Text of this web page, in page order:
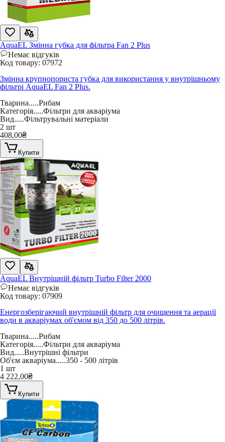
AquaEL Змінна губка для фільтра Fan 2 Plus
Немає відгуків
Код товару: 07972
Змінна крупнопориста губка для використання у внутрішньому
фільтрі AquaEL Fan 2 Plus.
Тварина.....Рибам
Категорія.....Фільтри для акваріума
Вид.....Фільтрувальні матеріали
2 шт
408,00₴
Купити
AquaEL Внутрішній фільтр Turbo Filter 2000
Немає відгуків
Код товару: 07909
Енергозберігаючий внутрішній фільтр для очищення та аерації
води в акваріумах об'ємом від 350 до 500 літрів.
Тварина.....Рибам
Категорія.....Фільтри для акваріума
Вид.....Внутрішні фільтри
Об'єм акваріума.....350 - 500 літрів
1 шт
4 222,00₴
Купити